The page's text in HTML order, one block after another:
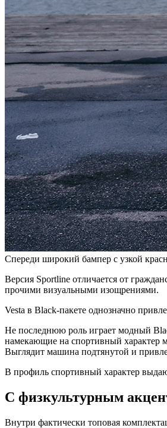
Спереди широкий бампер с узкой
Версия Sportline отличается от
прочими визуальными изощрениями.
Vesta в Black-пакете однозначно
Не последнюю роль играет модный
намекающие на спортивный характер
Выглядит машина подтянутой и
В профиль спортивный характер
С физкультурным
Внутри фактически топовая